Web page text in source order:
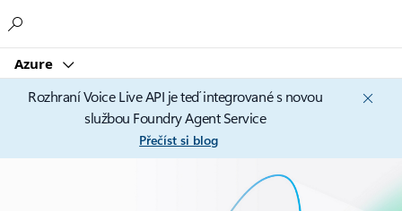
Azure
Rozhraní Voice Live API je teď integrované s novou
službou Foundry Agent Service
Přečíst si blog